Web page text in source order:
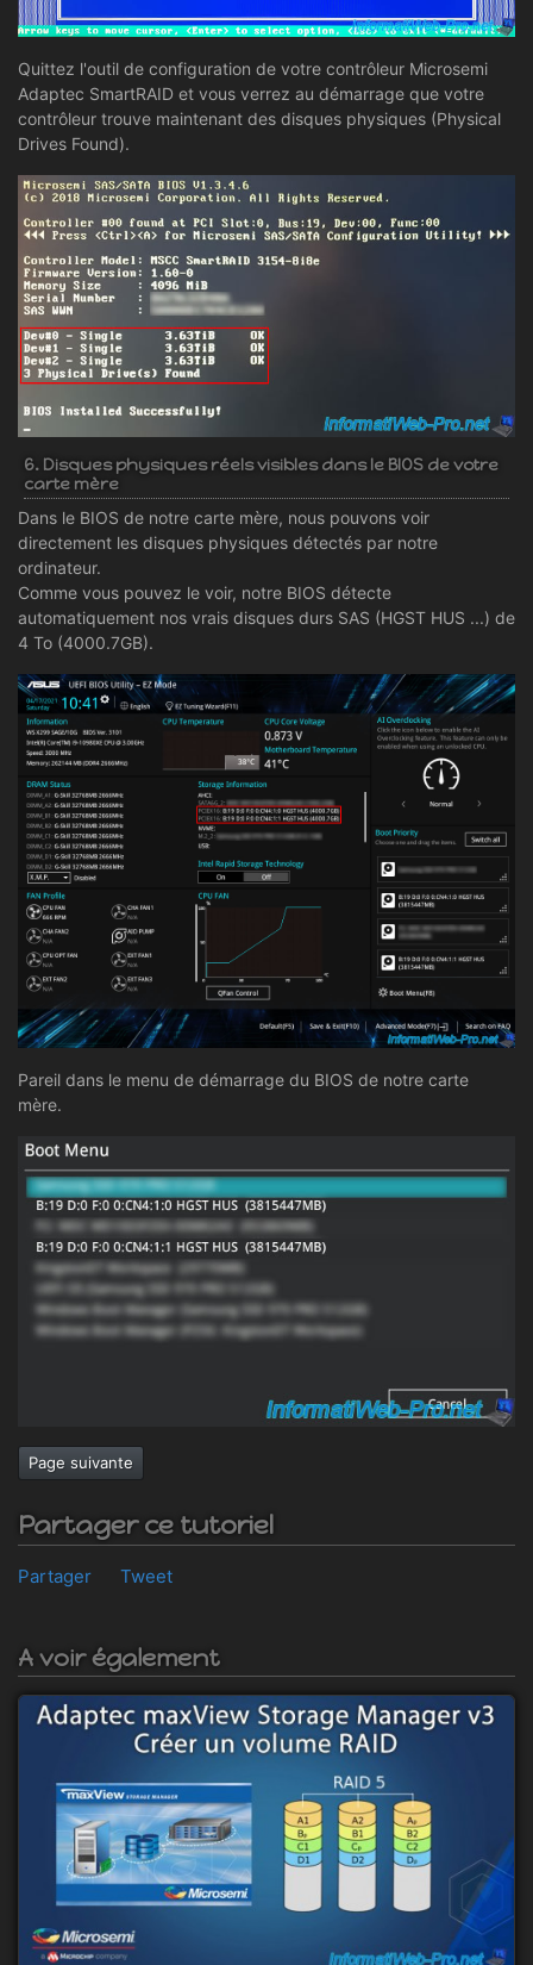
Quittez l'outil de configuration de votre contrôleur Microsemi
Adaptec SmartRAID et vous verrez au démarrage que votre
contrôleur trouve maintenant des disques physiques (Physical
Drives Found).
6. Disques physiques réels visibles dans le BIOS de votre
carte mère
Dans le BIOS de notre carte mère, nous pouvons voir
directement les disques physiques détectés par notre
ordinateur.
Comme vous pouvez le voir, notre BIOS détecte
automatiquement nos vrais disques durs SAS (HGST HUS ...) de
4 To (4000.7GB).
Pareil dans le menu de démarrage du BIOS de notre carte
mère.
Page suivante
Partager ce tutoriel
Partager Tweet
A voir également